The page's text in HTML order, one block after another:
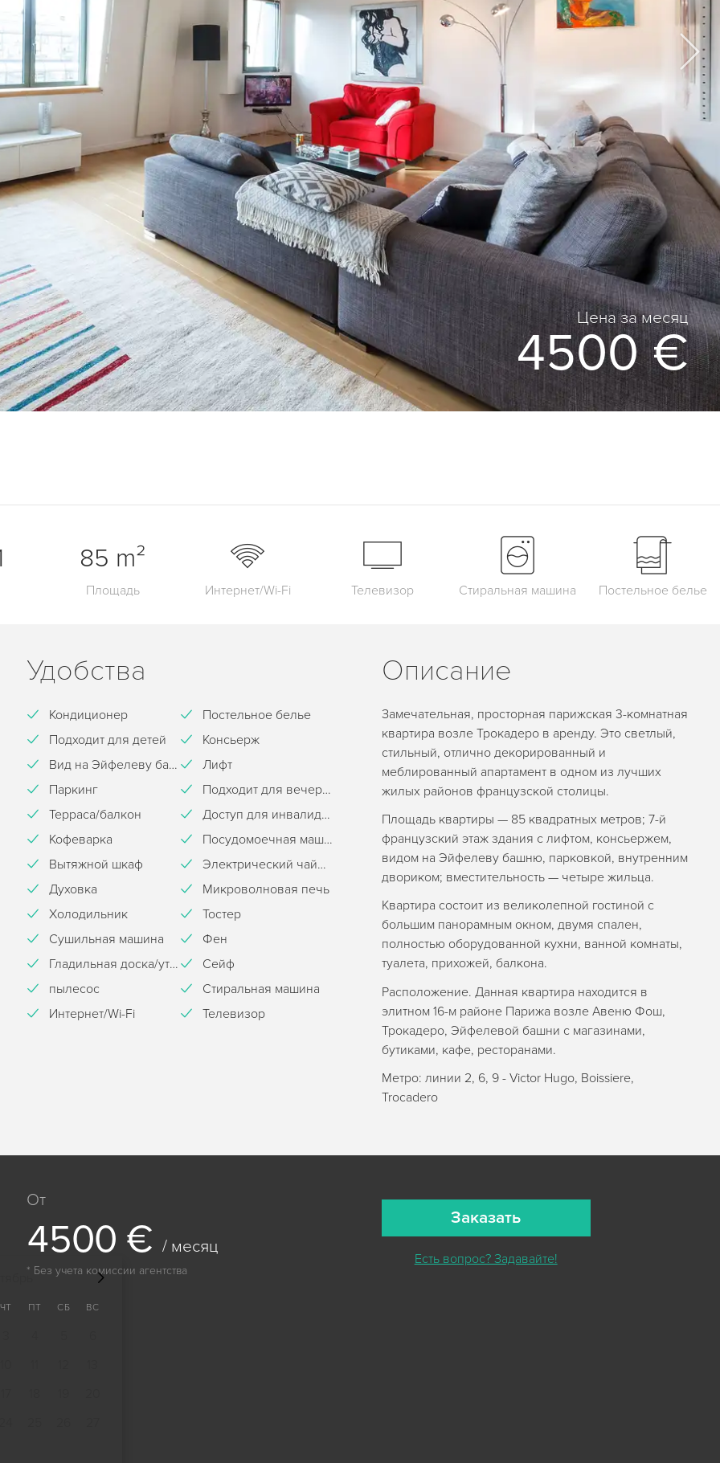
Цена за месяц
4500 €
Площадь
85 m²
Интернет/Wi-Fi Телевизор Стиральная машина Постельное белье
Удобства
Кондиционер
Постельное белье
Подходит для детей
Консьерж
Вид на Эйфелеву башню
Лифт
Паркинг
Подходит для вечеринок
Терраса/балкон
Доступ для инвалидного кресла
Кофеварка
Посудомоечная машина
Вытяжной шкаф
Электрический чайник
Духовка
Микроволновая печь
Холодильник
Тостер
Сушильная машина
Фен
Гладильная доска/утюг
Сейф
пылесос
Стиральная машина
Интернет/Wi-Fi
Телевизор
Описание
Замечательная, просторная парижская 3-комнатная
квартира возле Трокадеро в аренду. Это светлый,
стильный, отлично декорированный и
меблированный апартамент в одном из лучших
жилых районов французской столицы.
Площадь квартиры — 85 квадратных метров; 7-й
французский этаж здания с лифтом, консьержем,
видом на Эйфелеву башню, парковкой, внутренним
двориком; вместительность — четыре жильца.
Квартира состоит из великолепной гостиной с
большим панорамным окном, двумя спален,
полностью оборудованной кухни, ванной комнаты,
туалета, прихожей, балкона.
Расположение. Данная квартира находится в
элитном 16-м районе Парижа возле Авеню Фош,
Трокадеро, Эйфелевой башни с магазинами,
бутиками, кафе, ресторанами.
Метро: линии 2, 6, 9 - Victor Hugo, Boissiere,
Trocadero
ЧТ ПТ СБ ВС
От
4500 € / месяц
* Без учета комиссии агентства
Заказать
Есть вопрос? Задавайте!